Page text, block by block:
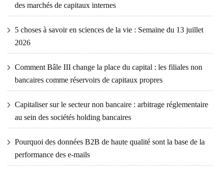
des marchés de capitaux internes
5 choses à savoir en sciences de la vie : Semaine du 13 juillet
2026
Comment Bâle III change la place du capital : les filiales non
bancaires comme réservoirs de capitaux propres
Capitaliser sur le secteur non bancaire : arbitrage réglementaire
au sein des sociétés holding bancaires
Pourquoi des données B2B de haute qualité sont la base de la
performance des e-mails